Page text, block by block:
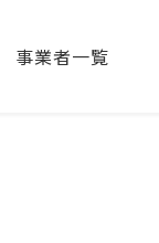
事業者一覧